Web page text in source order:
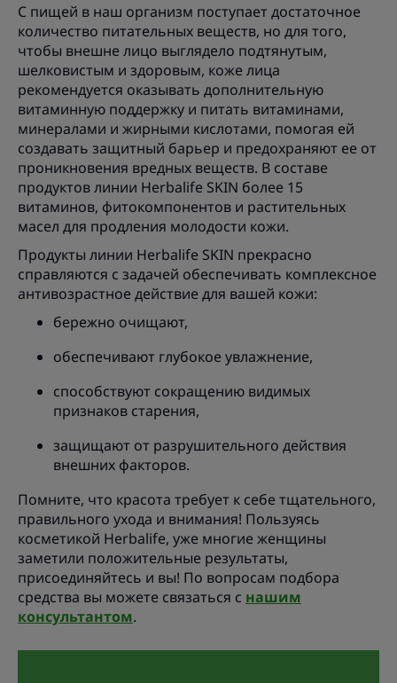
С пищей в наш организм поступает достаточное
количество питательных веществ, но для того,
чтобы внешне лицо выглядело подтянутым,
шелковистым и здоровым, коже лица
рекомендуется оказывать дополнительную
витаминную поддержку и питать витаминами,
минералами и жирными кислотами, помогая ей
создавать защитный барьер и предохраняют ее от
проникновения вредных веществ. В составе
продуктов линии Herbalife SKIN более 15
витаминов, фитокомпонентов и растительных
масел для продления молодости кожи.
Продукты линии Herbalife SKIN прекрасно
справляются с задачей обеспечивать комплексное
антивозрастное действие для вашей кожи:
бережно очищают,
обеспечивают глубокое увлажнение,
способствуют сокращению видимых
признаков старения,
защищают от разрушительного действия
внешних факторов.
Помните, что красота требует к себе тщательного,
правильного ухода и внимания! Пользуясь
косметикой Herbalife, уже многие женщины
заметили положительные результаты,
присоединяйтесь и вы! По вопросам подбора
средства вы можете связаться с нашим
консультантом.